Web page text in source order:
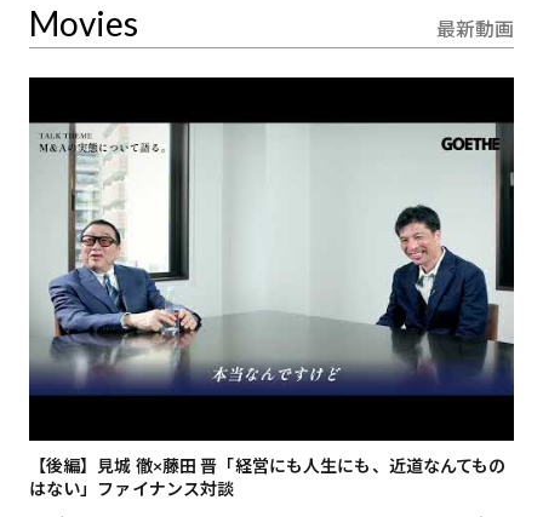
Movies 最新動画
【後編】見城 徹×藤田 晋「経営にも人生にも、近道なんてもの
はない」ファイナンス対談